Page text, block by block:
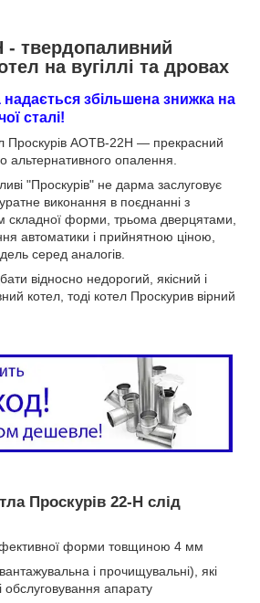
- твердопаливний
на вугіллі та дровах
надається збільшена знижка на
сталі!
Проскурів АОТВ-22Н ― прекрасний
альтернативного опалення.
"Проскурів" не дарма заслуговує
виконання в поєднанні з
складної форми, трьома дверцятами,
автоматики і прийнятною ціною,
серед аналогів.
відносно недорогий, якісний і
котел, тоді котел Проскурив вірний
Проскурів 22-Н слід
форми товщиною 4 мм
і прочищувальні), які
обслуговування апарату